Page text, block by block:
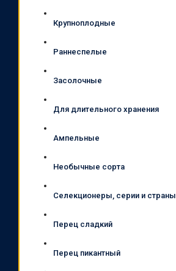
Крупноплодные
Раннеспелые
Засолочные
Для длительного хранения
Ампельные
Необычные сорта
Селекционеры, серии и страны
Перец сладкий
Перец пикантный